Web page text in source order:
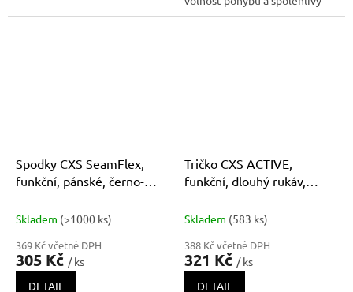
výkon i při náročných
Spodky CXS SeamFlex,
funkční, pánské, černo-
Skladem (>1000 ks)
369 Kč včetně DPH
305 Kč / ks
DETAIL
Tričko CXS ACTIVE,
funkční, dlouhý rukáv,
Skladem (583 ks)
388 Kč včetně DPH
321 Kč / ks
DETAIL